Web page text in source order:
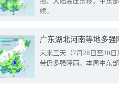
续。
广东湖北河南等地多
未来三天（7月28日至30
带仍多强降雨。本周中东